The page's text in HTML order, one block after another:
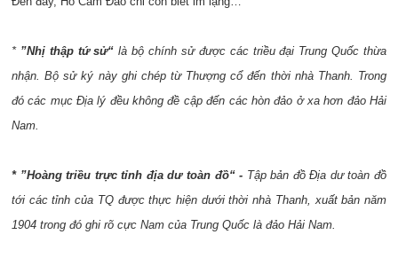
*”Nhị thập tứ sử“ là bộ chính sử được các triều đại Trung Quốc thừa
nhận. Bộ sử ký này ghi chép từ Thượng cổ đến thời nhà Thanh. Trong
đó các mục Địa lý đều không đề cập đến các hòn đảo ở xa hơn đảo Hải
Nam.
* ”Hoàng triều trực tỉnh địa dư toàn đồ“ - Tập bản đồ Địa dư toàn đồ
tới các tỉnh của TQ được thực hiện dưới thời nhà Thanh, xuất bản năm
1904 trong đó ghi rõ cực Nam của Trung Quốc là đảo Hải Nam.